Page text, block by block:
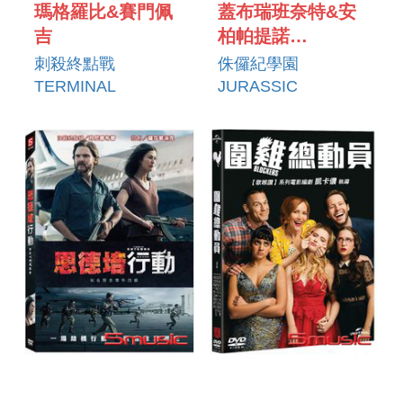
瑪格羅比&賽門佩
吉
刺殺終點戰
TERMINAL
蓋布瑞班奈特&安
柏帕提諾
GABRIEL
BENNETT &
侏儸紀學園
JURASSIC